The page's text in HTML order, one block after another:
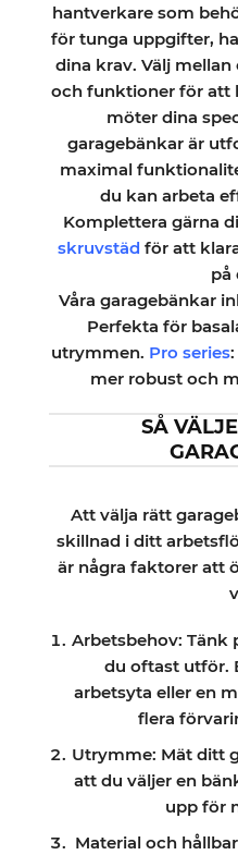
hantverkare som
för tunga uppgifter,
dina krav. Välj
och funktioner för att
möter dina
garagebänkar är
maximal
du kan arbeta
Komplettera gärna
skruvstäd för att
på
Våra garagebänkar
Perfekta för
utrymmen. Pro series
mer robust och
SÅ
Att välja rätt
skillnad i ditt
är några faktorer att
Arbetsbehov: Tänk
du oftast utför.
arbetsyta eller en
flera
Utrymme: Mät ditt
att du väljer en
upp för
Material och